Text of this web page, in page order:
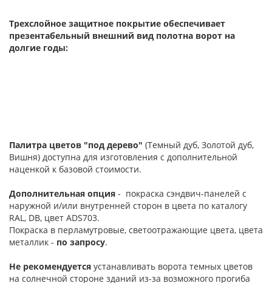
Трехслойное защитное покрытие обеспечивает
презентабельный внешний вид полотна ворот на
долгие годы:
Палитра цветов "под дерево" (Темный дуб, Золотой дуб,
Вишня) доступна для изготовления с дополнительной
наценкой к базовой стоимости.
Дополнительная опция - покраска сэндвич-панелей с
наружной и/или внутренней сторон в цвета по каталогу
RAL, DB, цвет ADS703.
Покраска в перламутровые, светоотражающие цвета, цвета
металлик - по запросу.
Не рекомендуется устанавливать ворота темных цветов
на солнечной стороне зданий из-за возможного прогиба